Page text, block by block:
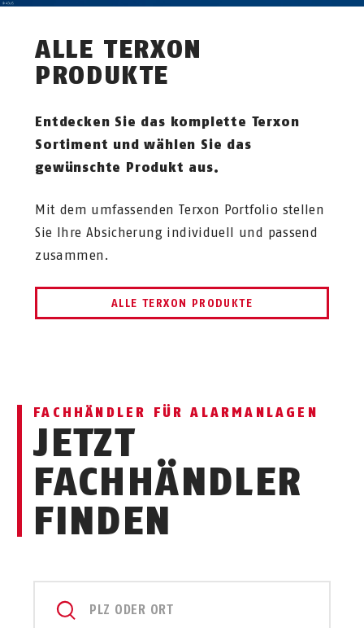
ALLE TERXON
PRODUKTE
Entdecken Sie das komplette Terxon
Sortiment und wählen Sie das
gewünschte Produkt aus.
Mit dem umfassenden Terxon Portfolio stellen
Sie Ihre Absicherung individuell und passend
zusammen.
ALLE TERXON PRODUKTE
FACHHÄNDLER FÜR ALARMANLAGEN
JETZT
FACHHÄNDLER
FINDEN
PLZ ODER ORT